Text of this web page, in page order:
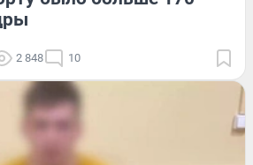
2 848 10